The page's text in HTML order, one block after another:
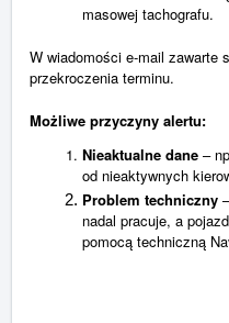
masowej tachografu.
W wiadomości e-mail zawarte
przekroczenia terminu.
Możliwe przyczyny alertu:
Nieaktualne dane –
od nieaktywnych
Problem techniczny
nadal pracuje, a
pomocą techniczną